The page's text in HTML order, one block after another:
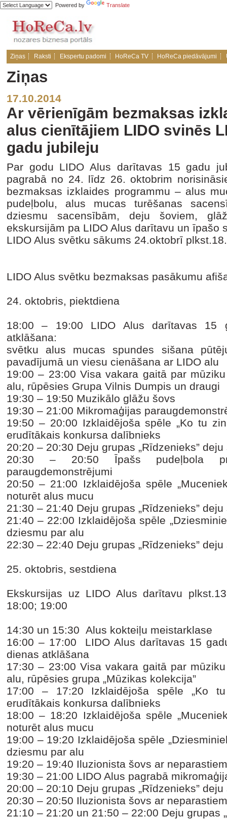
Powered by Translate
Ziņas Raksti Ekspertu padomi HoReCa TV HoReCa piedāvājumi
Ziņas
17.10.2014
Ar vērienīgām bezmaksas
alus cienītājiem LIDO svinēs
gadu jubileju
Par godu LIDO Alus darītavas 15 gadu
pagrabā no 24. līdz 26. oktobrim
bezmaksas izklaides programmu – alus
pudeļbolu, alus mucas turēšanas
dziesmu sacensībām, deju šoviem,
ekskursijām pa LIDO Alus darītavu un īpašo
LIDO Alus svētku sākums 24.oktobrī
LIDO Alus svētku bezmaksas pasākumu
24. oktobris, piektdiena
18:00 – 19:00
LIDO Alus darītavas 15
atklāšana:
svētku alus mucas spundes sišana
pavadījumā un viesu cienāšana ar LIDO alu
19:00 – 23:00 Visa vakara gaitā par
alu, rūpēsies Grupa Vilnis Dumpis un draugi
19:30 – 19:50 Muzikālo glāžu šovs
19:30 – 21:00 Mikromaģijas
19:50 – 20:00 Izklaidējoša spēle „Ko tu
erudītākais konkursa dalībnieks
20:20 – 20:30 Deju grupas „Rīdzenieks” deju
20:30 – 20:50
Īpašs pudeļbola
paraugdemonstrējumi
20:50 – 21:00
Izklaidējoša spēle
noturēt alus mucu
21:30 – 21:40 Deju grupas „Rīdzenieks” deju
21:40 – 22:00 Izklaidējoša spēle
dziesmu par alu
22:30 – 22:40 Deju grupas „Rīdzenieks” deju
25. oktobris, sestdiena
Ekskursijas uz LIDO Alus darītavu
18:00; 19:00
14:30 un 15:30 Alus kokteiļu meistarklase
16:00 – 17:00
LIDO Alus darītavas 15
dienas atklāšana
17:30 – 23:00 Visa vakara gaitā par
alu, rūpēsies grupa „Mūzikas kolekcija”
17:00 – 17:20
Izklaidējoša spēle „Ko
erudītākais konkursa dalībnieks
18:00 – 18:20
Izklaidējoša spēle
noturēt alus mucu
19:00 – 19:20 Izklaidējoša spēle
dziesmu par alu
19:20 – 19:40 Iluzionista šovs ar
19:30 – 21:00 LIDO Alus pagrabā
20:00 – 20:10 Deju grupas „Rīdzenieks” deju
20:30 – 20:50 Iluzionista šovs ar
21:10 – 21:20 un 21:50 – 22:00 Deju grupas